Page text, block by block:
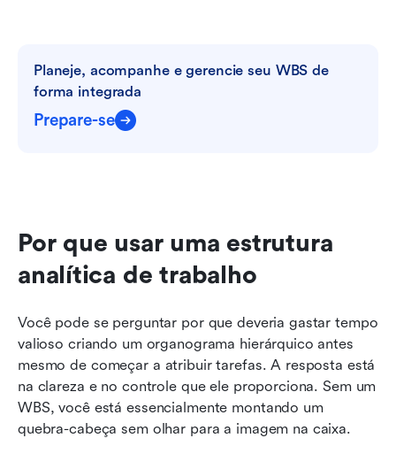
Planeje, acompanhe e gerencie seu WBS de
forma integrada
Prepare-se
Por que usar uma estrutura
analítica de trabalho
Você pode se perguntar por que deveria gastar tempo
valioso criando um organograma hierárquico antes
mesmo de começar a atribuir tarefas. A resposta está
na clareza e no controle que ele proporciona. Sem um
WBS, você está essencialmente montando um
quebra-cabeça sem olhar para a imagem na caixa.